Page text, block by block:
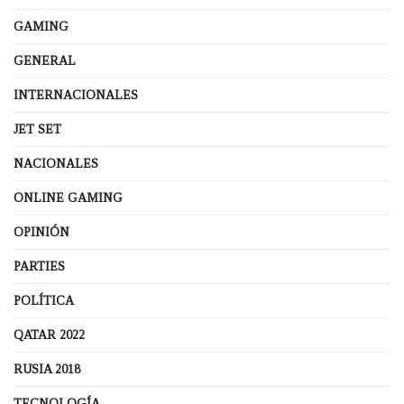
GAMING
GENERAL
INTERNACIONALES
JET SET
NACIONALES
ONLINE GAMING
OPINIÓN
PARTIES
POLÍTICA
QATAR 2022
RUSIA 2018